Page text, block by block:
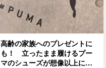
高齢の家族へのプレゼントに
も！ 立ったまま履けるプー
マのシューズが想像以上に快